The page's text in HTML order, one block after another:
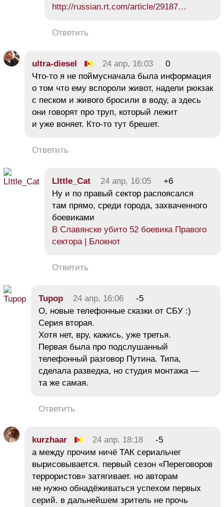
http://russian.rt.com/article/29187…
Ответить
ultra-diesel 24 апр, 16:03
0
Что-то я не поймусначала была информация
о том что ему вспороли живот, надели рюкзак
с песком и живого бросили в воду, а здесь
они говорят про труп, который лежит
и уже воняет. Кто-то тут брешет.
Ответить
LIttle_Cat 24 апр, 16:05
+6
Ну и по правый сектор распоясался
там прямо, среди города, захваченного
боевиками
В Славянске убито 52 боевика Правого
сектора | Блокнот
Ответить
Tupop 24 апр, 16:06
-5
О, новые телефонные сказки от СБУ :)
Серия вторая.
Хотя нет, вру, кажись, уже третья.
Первая была про подслушанный
телефонный разговор Путина. Типа,
сделала разведка, но студия монтажа —
та же самая.
Ответить
kurzhaar 24 апр, 18:18
-5
а между прочим ничё ТАК сериальчег
вырисовывается. первый сезон «Переговоров
террористов» затягивает. но авторам
не нужно обнадёживаться успехом первых
серий. в дальнейшем зритель не прочь